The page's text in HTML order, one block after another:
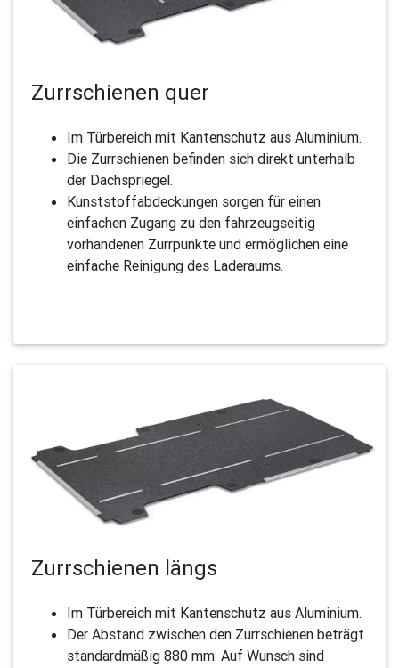
Zurrschienen quer
Im Türbereich mit Kantenschutz aus Aluminium.
Die Zurrschienen befinden sich direkt unterhalb
der Dach­spriegel.
Kunststoffabdeckungen sorgen für einen
einfachen Zugang zu den fahrzeug­seitig
vorhandenen Zurrpunkte und ermöglichen eine
einfache Reinigung des Laderaums.
Zurrschienen längs
Im Türbereich mit Kantenschutz aus Aluminium.
Der Abstand zwischen den Zurr­schienen beträgt
standard­mäßig 880 mm. Auf Wunsch sind